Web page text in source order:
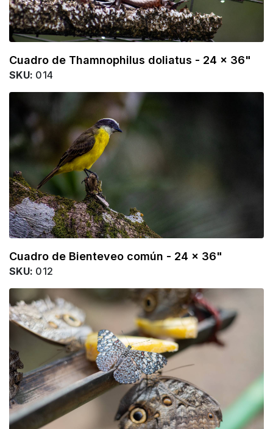
Cuadro de Thamnophilus doliatus - 24 x 36"
SKU: 014
Cuadro de Bienteveo común - 24 x 36"
SKU: 012